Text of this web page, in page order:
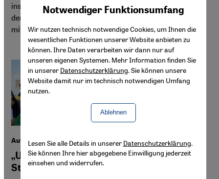
inszeniert, kooperiert es zugleich mit zentralen Akteuren
der Assad-Ära. Der Fokus liegt auf Machtkonsolidierung
mithilfe alter Eliten statt auf konsequenter Aufarbeitung.
Aufarbeitung in Syrien
„Unsere Dokumente zeigen Assads
Staatsterror“
Notwendiger Funktionsumfang
Wir nutzen technisch notwendige Cookies, um Ihnen die
wesentlichen Funktionen unserer Website anbieten zu
können. Ihre Daten verarbeiten wir dann nur auf
unseren eigenen Systemen. Mehr Information finden Sie
in unserer Datenschutzerklärung. Sie können unsere
Website damit nur im technisch notwendigen Umfang
nutzen.
Ablehnen
Google Maps Embed
Lesen Sie alle Details in unserer Datenschutzerklärung.
Sie können Ihre hier abgegebene Einwilligung jederzeit
einsehen und widerrufen.